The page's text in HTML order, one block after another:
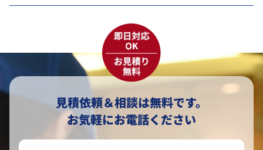
見積依頼＆相談は無料です。
お気軽にお電話ください